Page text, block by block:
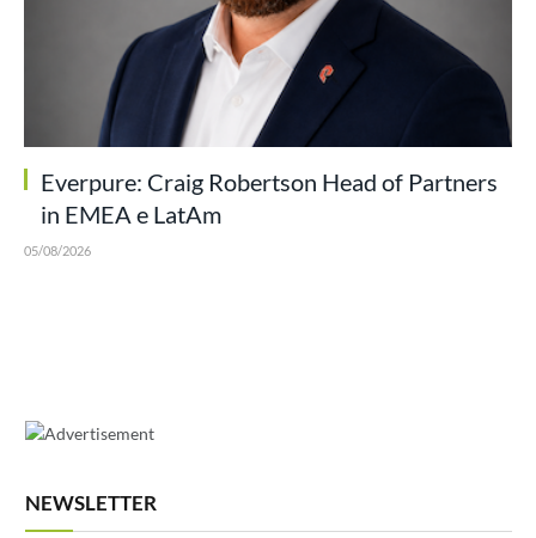
Everpure: Craig Robertson Head of Partners
in EMEA e LatAm
05/08/2026
NEWSLETTER